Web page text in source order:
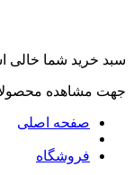
سبد خرید شما خالی
جهت مشاهده
صفحه اصلی
فروشگاه